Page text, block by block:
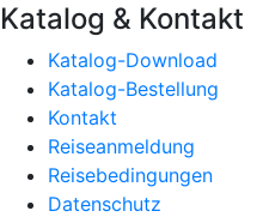
Katalog & Kontakt
Katalog-Download
Katalog-Bestellung
Kontakt
Reiseanmeldung
Reisebedingungen
Datenschutz